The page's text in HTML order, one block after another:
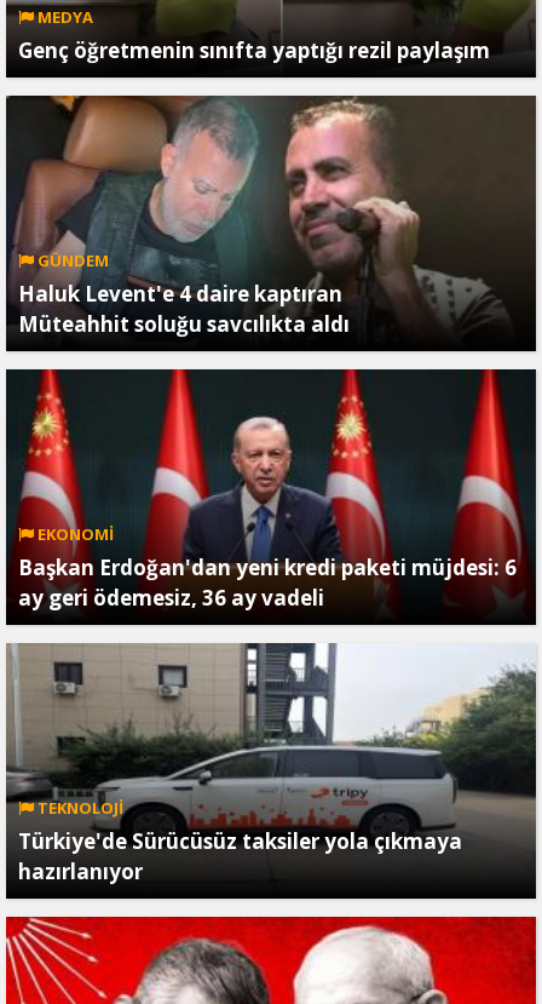
MEDYA
Genç öğretmenin sınıfta yaptığı rezil paylaşım
GÜNDEM
Haluk Levent'e 4 daire kaptıran
Müteahhit soluğu savcılıkta aldı
EKONOMİ
Başkan Erdoğan'dan yeni kredi paketi müjdesi: 6
ay geri ödemesiz, 36 ay vadeli
TEKNOLOJİ
Türkiye'de Sürücüsüz taksiler yola çıkmaya
hazırlanıyor